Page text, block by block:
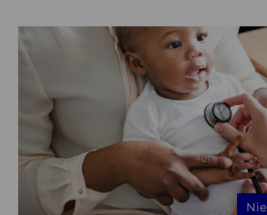
Lees
meer
Oproep:
aandacht
voor
publieke
gezondheid